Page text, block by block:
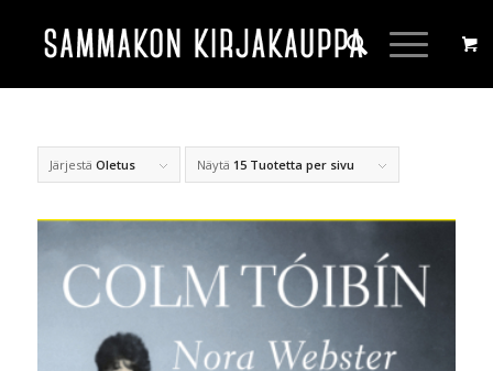
Järjestä Oletus Näytä 15 Tuotetta per sivu